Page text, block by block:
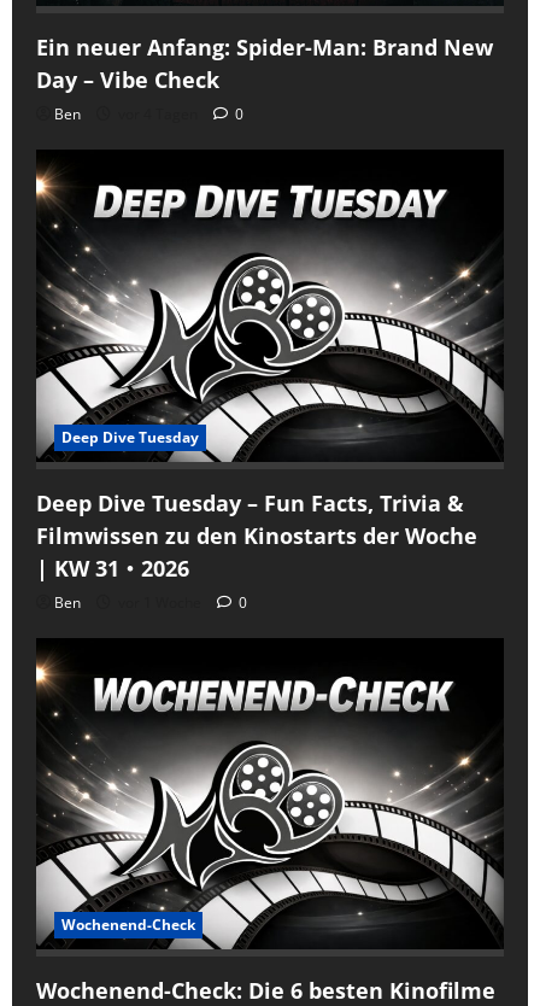
Ein neuer Anfang: Spider-Man: Brand New
Day – Vibe Check
Ben 0
Deep Dive Tuesday
Deep Dive Tuesday – Fun Facts, Trivia &
Filmwissen zu den Kinostarts der Woche
| KW 31・2026
Ben 0
Wochenend-Check
Wochenend-Check: Die 6 besten Kinofilme